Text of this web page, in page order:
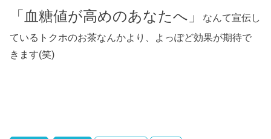
「血糖値が高めのあなたへ」
なんて宣伝し
ているトクホのお茶なんかより、よっぽど効果が期待で
きます(笑)